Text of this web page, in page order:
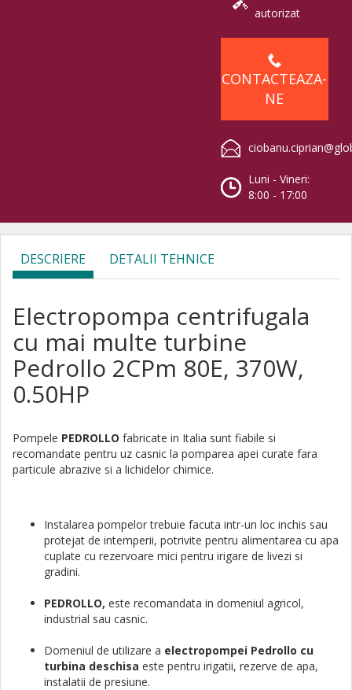
autorizat
CONTACTEAZA-
NE
Luni - Vineri:
8:00 - 17:00
DESCRIERE DETALII TEHNICE
Electropompa centrifugala
cu mai multe turbine
Pedrollo 2CPm 80E, 370W,
0.50HP
Pompele PEDROLLO fabricate in Italia sunt fiabile si
recomandate pentru uz casnic la pomparea apei curate fara
particule abrazive si a lichidelor chimice.
Instalarea pompelor trebuie facuta intr-un loc inchis sau
protejat de intemperii, potrivite pentru alimentarea cu apa
cuplate cu rezervoare mici pentru irigare de livezi si
gradini.
PEDROLLO, este recomandata in domeniul agricol,
industrial sau casnic.
Domeniul de utilizare a electropompei Pedrollo cu
turbina deschisa este pentru irigatii, rezerve de apa,
instalatii de presiune.